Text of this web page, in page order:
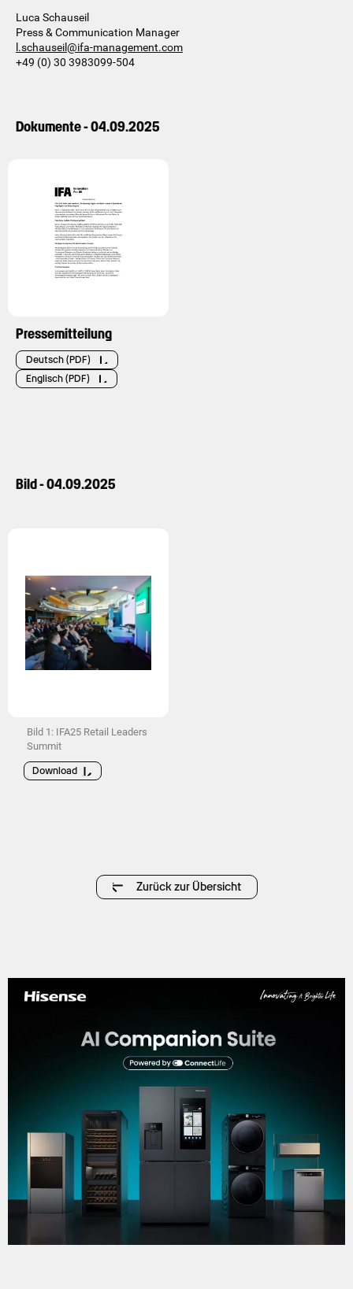
Luca Schauseil
Press & Communication Manager
l.schauseil@ifa-management.com
+49 (0) 30 3983099-504
Dokumente - 04.09.2025
Pressemitteilung
Deutsch (PDF)
Englisch (PDF)
Bild - 04.09.2025
Bild 1: IFA25 Retail Leaders
Summit
Download
Zurück zur Übersicht